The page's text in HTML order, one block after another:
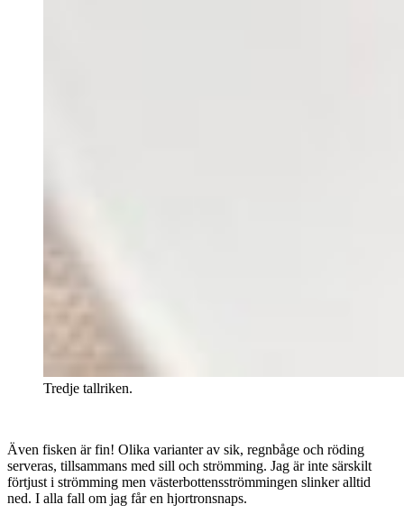
Tredje tallriken.
Även fisken är fin! Olika varianter av sik, regnbåge och röding
serveras, tillsammans med sill och strömming. Jag är inte särskilt
förtjust i strömming men västerbottensströmmingen slinker alltid
ned. I alla fall om jag får en hjortronsnaps.